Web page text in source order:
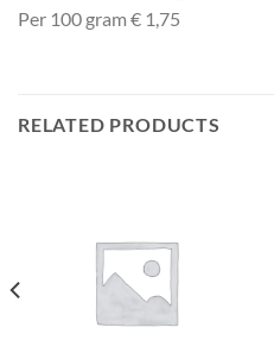
Per 100 gram € 1,75
RELATED PRODUCTS